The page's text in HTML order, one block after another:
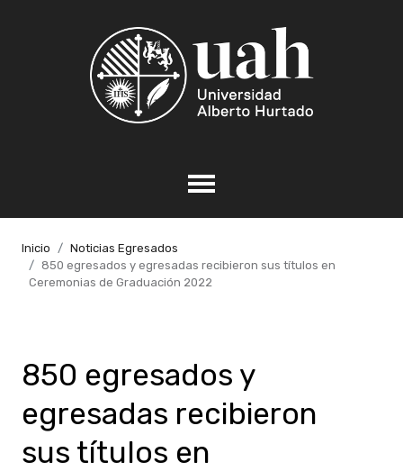
Inicio
Noticias Egresados
850 egresados y egresadas recibieron sus títulos en
Ceremonias de Graduación 2022
850 egresados y
egresadas recibieron
sus títulos en